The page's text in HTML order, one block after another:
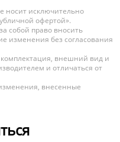
носит исключительно
офертой».
собой право вносить
изменения без согласования
внешний вид и
и отличаться от
внесенные